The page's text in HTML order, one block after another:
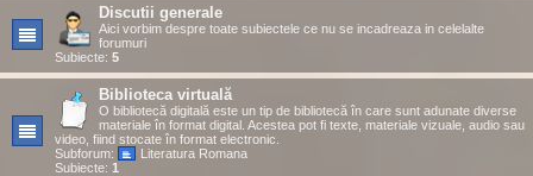
Discutii generale
Aici vorbim despre toate subiectele ce nu se incadreaza in celelalte
forumuri
Subiecte: 5
Biblioteca virtuală
O bibliotecă digitală este un tip de bibliotecă în care sunt adunate diverse
materiale în format digital. Acestea pot fi texte, materiale vizuale, audio sau
video, fiind stocate în format electronic.
Subforum:
Literatura Romana
Subiecte: 1